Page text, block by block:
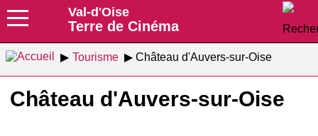
Val-d'Oise
Terre de Cinéma
Tourisme Château d'Auvers-sur-Oise
Château d'Auvers-sur-Oise